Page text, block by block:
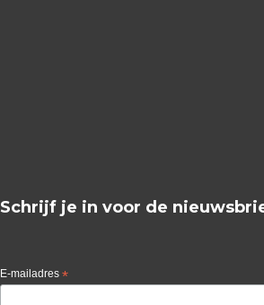
Schrijf je in voor de
E-mailadres *